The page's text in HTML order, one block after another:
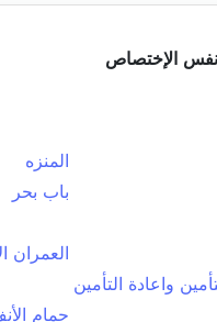
الإختصاص
المنزه
باب بحر
العمران
واعادة التأمين
حمام